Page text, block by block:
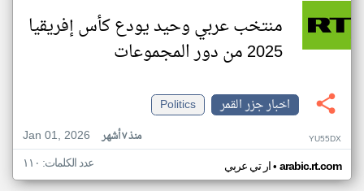
منتخب عربي وحيد يودع كأس إفريقيا
2025 من دور المجموعات
اخبار جزر القمر
Politics
Jan 01, 2026
منذ ٧ أشهر YU55DX
ار تي عربي• arabic.rt.com عدد الكلمات: ١١٠